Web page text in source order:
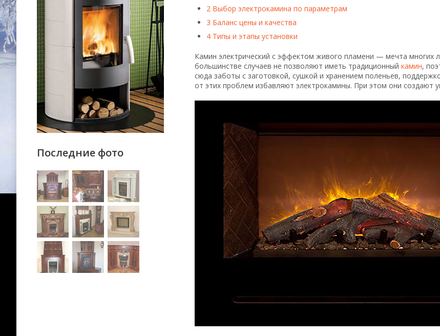
Последние фото
2Выбор электрокамина по параметрам
3 Баланс цены и качества
4Типы и этапы установки
Камин электрический с эффектом живого пламени — мечта многих
большинстве случаев не позволяют иметь традиционный камин,
сюда заботы с заготовкой, сушкой и хранением поленьев,
от этих проблем избавляют электрокамины. При этом они создают